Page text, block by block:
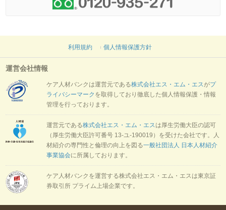
利用規約 個人情報保護方針
運営会社情報
ケア人材バンクは運営元である株式会社エス・エム・エスがプ
ライバシーマーク を取得しており徹底した個人情報保護・情報
管理を行っております。
運営元である株式会社エス・エム・エスは厚生労働大臣の認可
（厚生労働大臣許可番号 13-ユ-190019）を受けた会社です。人
材紹介の専門性と倫理の向上を図る一般社団法人 日本人材紹介
事業協会に所属しております。
ケア人材バンクを運営する株式会社エス・エム・エスは東京証
券取引所 プライム上場企業です。